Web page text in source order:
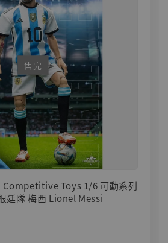
售完
Competitive Toys 1/6 可動系列
廷隊 梅西 Lionel Messi